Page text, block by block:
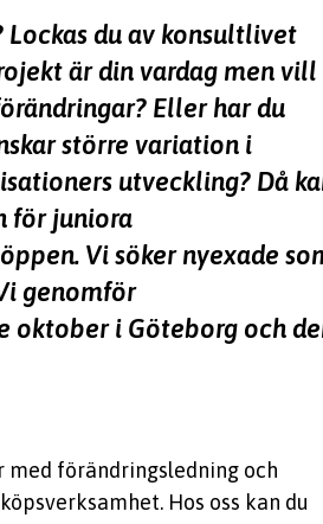
du av konsultlivet
är din vardag men vill
Eller har du
större variation i
utveckling? Då
för juniora
Vi söker nyexade
genomför
oktober i Göteborg och
med förändringsledning och
Hos oss kan du